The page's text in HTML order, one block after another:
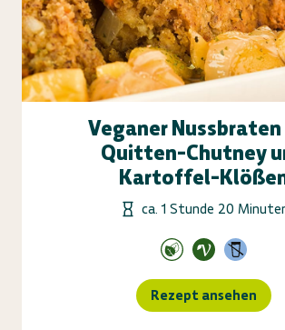
Veganer
Quitten-Chutney
Kartoffel-
ca. 1 Stunde 20
Rezept ansehen